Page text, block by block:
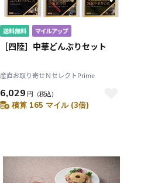
［四陸］中華どんぶりセット
産直お取り寄せＮセレクトPrime
6,029 円 （税込）
積算 165 マイル (3倍)